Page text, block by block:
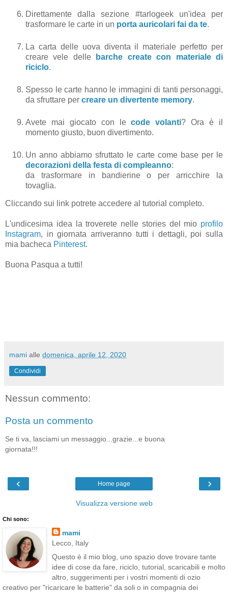
Direttamente dalla sezione #tarlogeek un'idea per
trasformare le carte in un porta auricolari fai da te.
La carta delle uova diventa il materiale perfetto per
creare vele dellebarche create con materiale di
riciclo.
Spesso le carte hanno le immagini di tanti personaggi,
da sfruttare per creare un divertente memory.
Avete mai giocato con lecode volanti? Ora è il
momento giusto, buon divertimento.
Un anno abbiamo sfruttato le carte come base per le
decorazioni della festa di compleanno:
da trasformare in bandierine o per arricchire la
tovaglia.
Cliccando sui link potrete accedere al tutorial completo.
L'undicesima idea la troverete nelle stories del mio profilo
Instagram, in giornata arriveranno tutti i dettagli, poi sulla
mia bacheca Pinterest.
Buona Pasqua a tutti!
mami alle domenica, aprile 12, 2020
Condividi
Nessun commento:
Posta un commento
Se ti va, lasciami un messaggio...grazie...e buona
giornata!!!
‹ ›
Home page
Visualizza versione web
Chi sono:
mami
Lecco, Italy
Questo è il mio blog, uno spazio dove trovare tante
idee di cose da fare, riciclo, tutorial, scaricabili e molto
altro, suggerimenti per i vostri momenti di ozio
creativo per "ricaricare le batterie" da soli o in compagnia dei